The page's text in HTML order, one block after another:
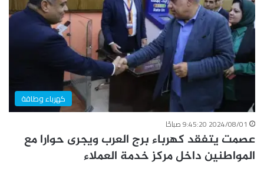
كهرباء وطاقة
2024/08/01 9:45:20 صباحًا
عصمت يتفقد كهرباء برج العرب ويجرى حوارا مع
المواطنين داخل مركز خدمة العملاء